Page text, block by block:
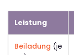
Leistung
Beiladung (je